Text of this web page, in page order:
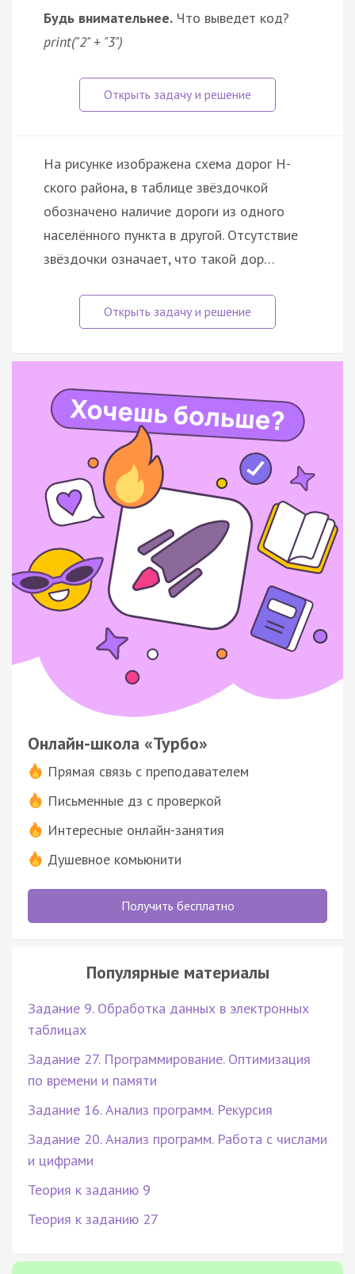
Будь внимательнее. Что выведет код?
print("2" + "3")
На рисунке изображена схема дорог Н-
ского района, в таблице звёздочкой
обозначено наличие дороги из одного
населённого пункта в другой. Отсутствие
звёздочки означает, что такой дор…
Онлайн-школа «Турбо»
Прямая связь с преподавателем
Письменные дз с проверкой
Интересные онлайн-занятия
Душевное комьюнити
Получить бесплатно
Популярные материалы
Задание 9. Обработка данных в электронных
таблицах
Задание 27. Программирование. Оптимизация
по времени и памяти
Задание 16. Анализ программ. Рекурсия
Задание 20. Анализ программ. Работа с числами
и цифрами
Теория к заданию 9
Теория к заданию 27